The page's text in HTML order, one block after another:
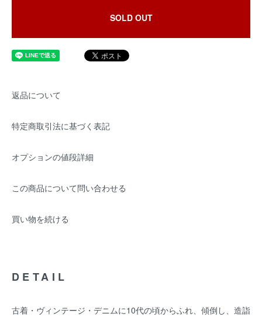
SOLD OUT
返品について
特定商取引法に基づく表記
オプションの値段詳細
この商品について問い合わせる
買い物を続ける
DETAIL
古着・ヴィンテージ・デニムに10代の頃からふれ、傾倒し、造詣